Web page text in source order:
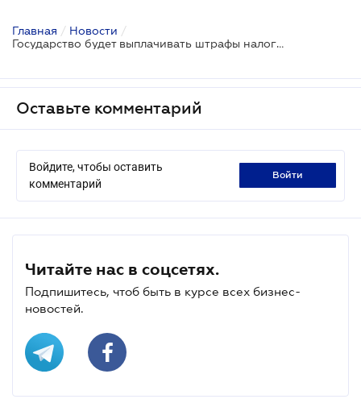
Главная / Новости /
Государство будет выплачивать штрафы налогоплательщикам в случае нарушения администрирования: Гетманцев о налоговых законопроектах
Оставьте комментарий
Войдите, чтобы оставить
комментарий
войти
Читайте нас в соцсетях.
Подпишитесь, чтоб быть в курсе всех бизнес-
новостей.